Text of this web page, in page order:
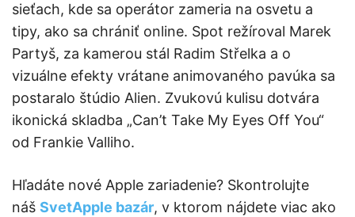
sieťach, kde sa operátor zameria na osvetu a
tipy, ako sa chrániť online. Spot režíroval Marek
Partyš, za kamerou stál Radim Střelka a o
vizuálne efekty vrátane animovaného pavúka sa
postaralo štúdio Alien. Zvukovú kulisu dotvára
ikonická skladba „Can’t Take My Eyes Off You“
od Frankie Valliho.
Hľadáte nové Apple zariadenie? Skontrolujte
náš SvetApple bazár, v ktorom nájdete viac ako